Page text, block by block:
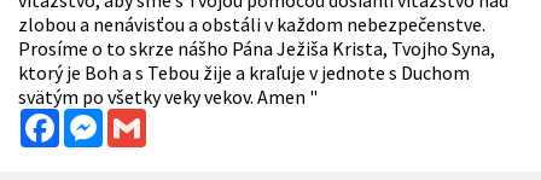
zlobou a nenávisťou a obstáli v každom nebezpečenstve.
Prosíme o to skrze nášho Pána Ježiša Krista, Tvojho Syna,
ktorý je Boh a s Tebou žije a kraľuje v jednote s Duchom
svätým po všetky veky vekov. Amen "
FacebookMessenger